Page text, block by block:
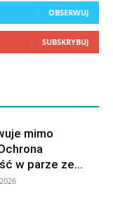
OBSERWUJ
SUBSKRYBUJ
mimo
w parze ze...